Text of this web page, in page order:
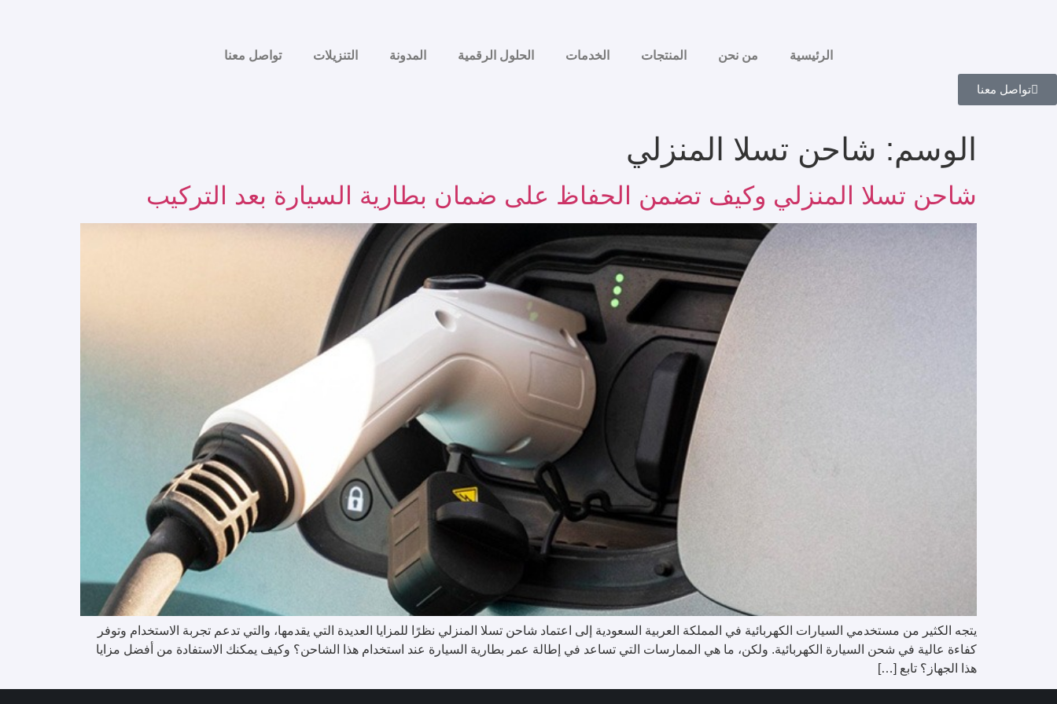
الرئيسية من نحن المنتجات الخدمات الحلول الرقمية المدونة التنزيلات تواصل معنا
تواصل معنا
الوسم: شاحن تسلا المنزلي
شاحن تسلا المنزلي وكيف تضمن الحفاظ على ضمان بطارية السيارة بعد التركيب
يتجه الكثير من مستخدمي السيارات الكهربائية في المملكة العربية السعودية إلى اعتماد شاحن تسلا المنزلي نظرًا للمزايا العديدة التي يقدمها، والتي تدعم تجربة الاستخدام وتوفر
كفاءة عالية في شحن السيارة الكهربائية. ولكن، ما هي الممارسات التي تساعد في إطالة عمر بطارية السيارة عند استخدام هذا الشاحن؟ وكيف يمكنك الاستفادة من أفضل مزايا
هذا الجهاز؟ تابع […]